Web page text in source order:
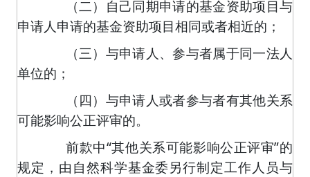
（二）自己同期申请的基金资助项目与
申请人申请的基金资助项目相同或者相近的；
（三）与申请人、参与者属于同一法人
单位的；
（四）与申请人或者参与者有其他关系
可能影响公正评审的。
前款中“其他关系可能影响公正评审”的
规定，由自然科学基金委另行制定工作人员与